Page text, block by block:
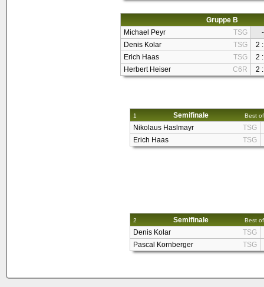
Gruppe B
Michael Peyr
TSG
-
Denis Kolar
TSG
2
Erich Haas
TSG
2
Herbert Heiser
C6R 2
1 Semifinale Best
Nikolaus Haslmayr
TSG
Erich Haas
TSG
2 Semifinale Best
Denis Kolar
TSG
Pascal Kornberger
TSG